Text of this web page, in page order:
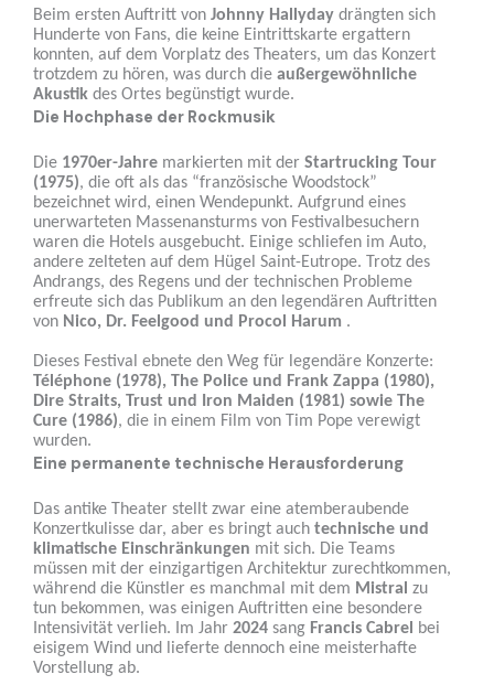
Beim ersten Auftritt von Johnny Hallyday drängten sich
Hunderte von Fans, die keine Eintrittskarte ergattern
konnten, auf dem Vorplatz des Theaters, um das Konzert
trotzdem zu hören, was durch die außergewöhnliche
Akustik des Ortes begünstigt wurde.
Die Hochphase der Rockmusik
Die 1970er-Jahre markierten mit der Startrucking Tour
(1975), die oft als das “französische Woodstock”
bezeichnet wird, einen Wendepunkt. Aufgrund eines
unerwarteten Massenansturms von Festivalbesuchern
waren die Hotels ausgebucht. Einige schliefen im Auto,
andere zelteten auf dem Hügel Saint-Eutrope. Trotz des
Andrangs, des Regens und der technischen Probleme
erfreute sich das Publikum an den legendären Auftritten
von Nico, Dr. Feelgood und Procol Harum .
Dieses Festival ebnete den Weg für legendäre Konzerte:
Téléphone (1978), The Police und Frank Zappa (1980),
Dire Straits, Trust und Iron Maiden (1981) sowie The
Cure (1986), die in einem Film von Tim Pope verewigt
wurden.
Eine permanente technische Herausforderung
Das antike Theater stellt zwar eine atemberaubende
Konzertkulisse dar, aber es bringt auch technische und
klimatische Einschränkungen mit sich. Die Teams
müssen mit der einzigartigen Architektur zurechtkommen,
während die Künstler es manchmal mit dem Mistral zu
tun bekommen, was einigen Auftritten eine besondere
Intensivität verlieh. Im Jahr 2024 sang Francis Cabrel
bei
eisigem Wind und lieferte dennoch eine meisterhafte
Vorstellung ab.